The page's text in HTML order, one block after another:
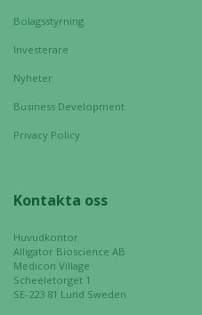
Bolagsstyrning
Investerare
Nyheter
Business Development
Privacy Policy
Kontakta oss
Huvudkontor
Alligator Bioscience AB
Medicon Village
Scheeletorget 1
SE-223 81 Lund Sweden